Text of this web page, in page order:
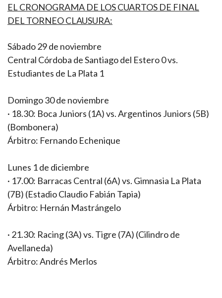
EL CRONOGRAMA DE LOS CUARTOS DE FINAL
DEL TORNEO CLAUSURA:
Sábado 29 de noviembre
Central Córdoba de Santiago del Estero 0 vs.
Estudiantes de La Plata 1
Domingo 30 de noviembre
· 18.30: Boca Juniors (1A) vs. Argentinos Juniors (5B)
(Bombonera)
Árbitro: Fernando Echenique
Lunes 1 de diciembre
· 17.00: Barracas Central (6A) vs. Gimnasia La Plata
(7B) (Estadio Claudio Fabián Tapia)
Árbitro: Hernán Mastrángelo
· 21.30: Racing (3A) vs. Tigre (7A) (Cilindro de
Avellaneda)
Árbitro: Andrés Merlos